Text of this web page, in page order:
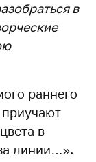
в
раннего
приучают
в
линии…».